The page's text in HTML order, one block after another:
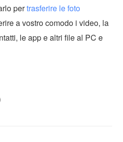
pertrasferire le foto
a vostro comodo i video, la
le app e altri file al PC e